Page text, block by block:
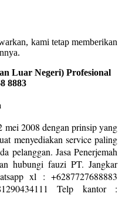
kami tetap memberikan
Luar Negeri) Profesional
8883
mei 2008 dengan prinsip yang
menyediakan service paling
pelanggan. Jasa Penerjemah
hubungi fauzi PT. Jangkar
xl : +6287727688883
Telp kantor :